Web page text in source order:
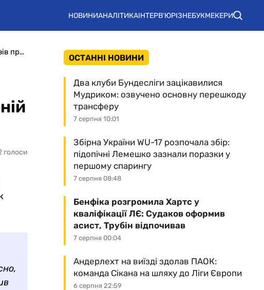
НОВИНИАНАЛІТИКАІНТЕРВ'ЮРІЗНЕБУКМЕКЕРИ
«Домовилися, як закриємо це питання»: колишній захисник Ворскли розповів про борг клубу
голоси
ОСТАННІ НОВИНИ
7 серпня 10:01
Два клуби Бундесліги зацікавилися
Мудриком: озвучено основну перешкоду
трансферу
7 серпня 08:48
Збірна України WU-17 розпочала збір:
підопічні Лемешко зазнали поразки у
першому спарингу
7 серпня 00:04
Бенфіка розгромила Хартс у
кваліфікації ЛЄ: Судаков оформив
асист, Трубін відпочивав
6 серпня 22:59
Андерлехт на виїзді здолав ПАОК:
команда Сікана на шляху до Ліги Європи